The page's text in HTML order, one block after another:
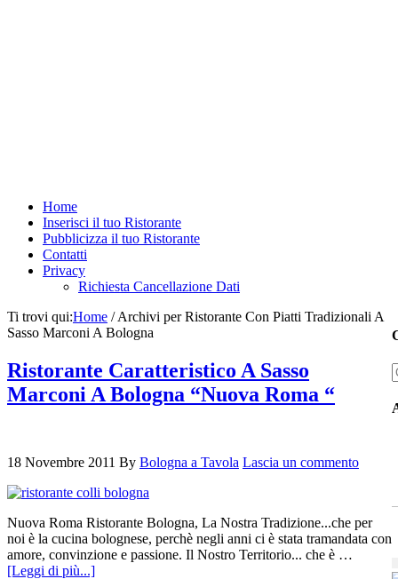
Home
Inserisci il tuo Ristorante
Pubblicizza il tuo Ristorante
Contatti
Privacy
Richiesta Cancellazione Dati
Ti trovi qui:Home /Archivi per Ristorante Con Piatti Tradizionali A
Sasso Marconi A Bologna
Ristorante Caratteristico A Sasso
Marconi A Bologna “Nuova Roma “
18 Novembre 2011 By Bologna a Tavola Lascia un commento
Nuova Roma Ristorante Bologna, La Nostra Tradizione...che per
noi è la cucina bolognese, perchè negli anni ci è stata tramandata con
amore, convinzione e passione. Il Nostro Territorio... che è …
[Leggi di più...]